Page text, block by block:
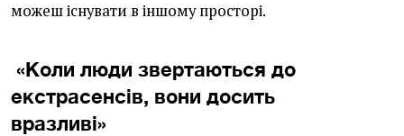
можеш існувати в іншому просторі.
«Коли люди звертаються до
екстрасенсів, вони досить
вразливі»